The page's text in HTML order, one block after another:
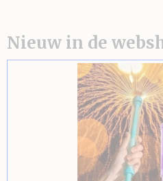
Nieuw in de